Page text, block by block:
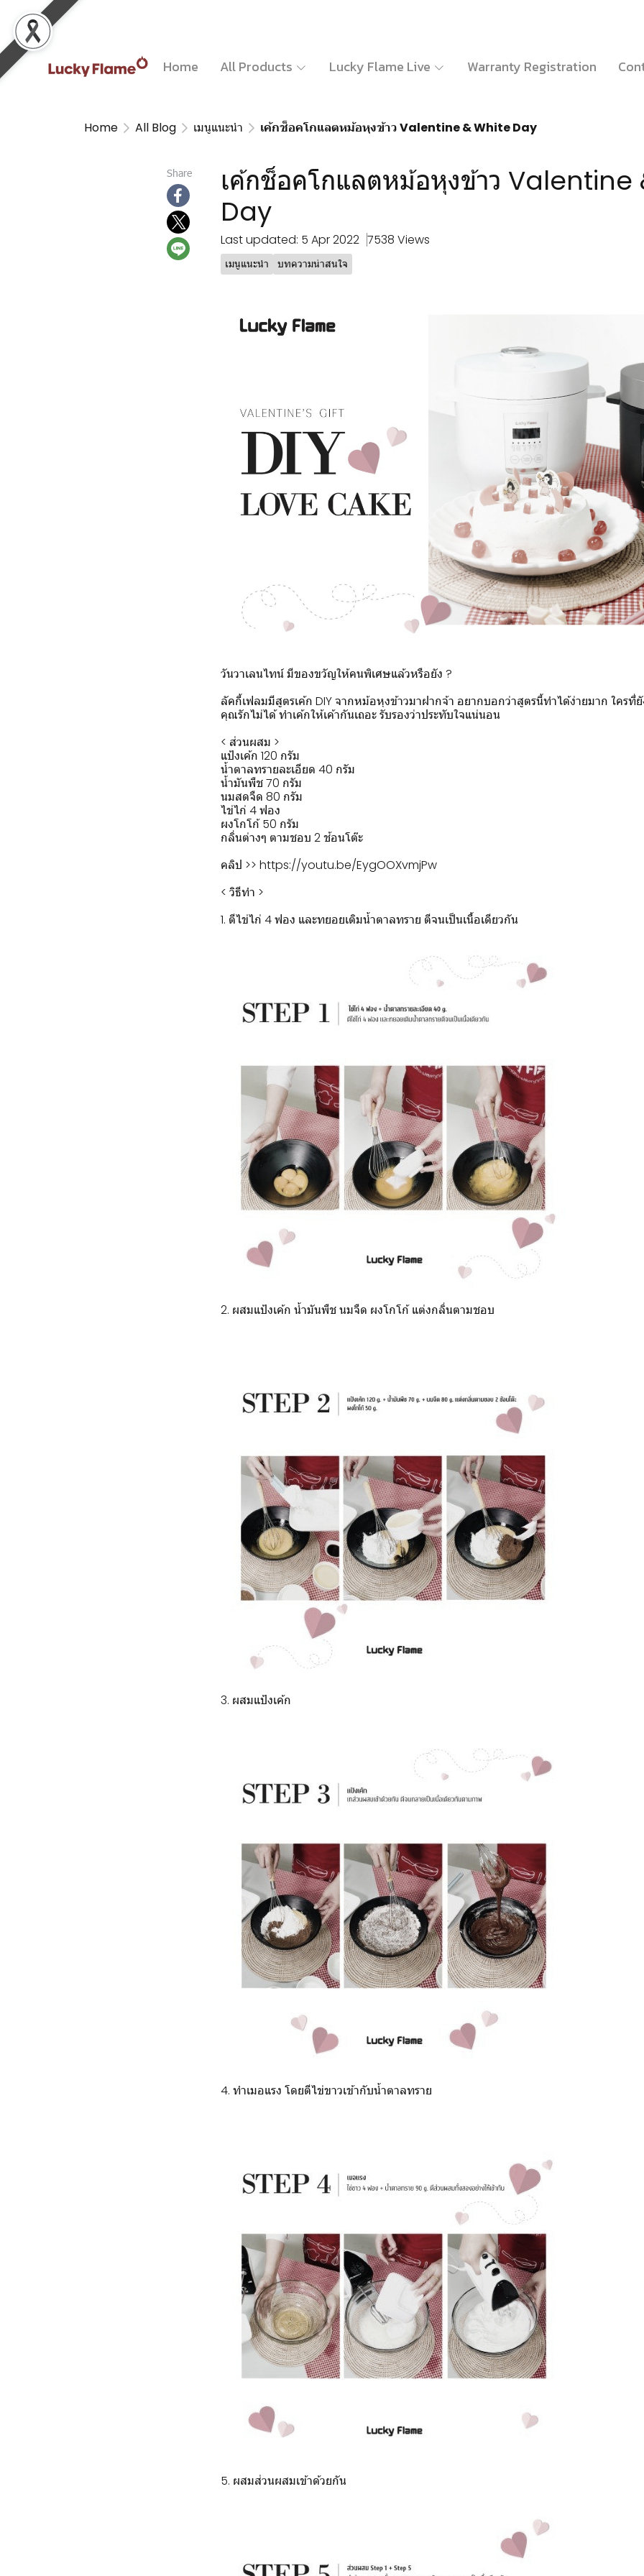
Home All Products Lucky Flame Live Warranty Registration
Home All Blog เมนูแนะนำ เค้กช็อคโกแลตหม้อหุงข้าว Valentine & White Day
Share
เค้กช็อคโกแลตหม้อหุงข้าว
Day
Last updated: 5 Apr 2022 7538 Views
เมนูแนะนำ บทความน่าสนใจ
วันวาเลนไทน์ มีของขวัญให้คนพิเศษแล้วหรือยัง ?
ลัคกี้เฟลมมีสูตรเค้ก DIY จากหม้อหุงข้าวมาฝากจ้า อยากบอกว่าสูตรนี้ทำได้ง่ายมาก ใคร
คุณรักไม่ได้ ทำเค้กให้เค้ากันเถอะ รับรองว่าประทับใจแน่นอน
< ส่วนผสม >
แป้งเค้ก 120 กรัม
น้ำตาลทรายละเอียด 40 กรัม
น้ำมันพืช 70 กรัม
นมสดจืด 80 กรัม
ไข่ไก่ 4 ฟอง
ผงโกโก้ 50 กรัม
กลิ่นต่างๆ ตามชอบ 2 ช้อนโต๊ะ
คลิป >> https://youtu.be/EygOOXvmjPw
< วิธีทำ >
1. ตีไข่ไก่ 4 ฟอง และทยอยเติมน้ำตาลทราย ตีจนเป็นเนื้อเดียวกัน
2. ผสมแป้งเค้ก น้ำมันพืช นมจืด ผงโกโก้ แต่งกลิ่นตามชอบ
3. ผสมแป้งเค้ก
4. ทำเมอแรง โดยตีไข่ขาวเข้ากับน้ำตาลทราย
5. ผสมส่วนผสมเข้าด้วยกัน